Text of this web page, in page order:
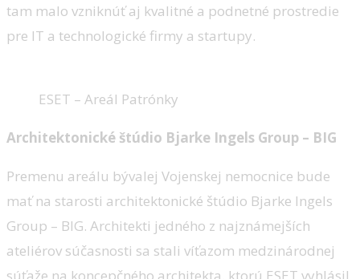
tam malo vzniknúť aj kvalitné a podnetné prostredie
pre IT a technologické firmy a startupy.
ESET – Areál Patrónky
Architektonické štúdio Bjarke Ingels Group – BIG
Premenu areálu bývalej Vojenskej nemocnice bude
mať na starosti architektonické štúdio Bjarke Ingels
Group – BIG. Architekti jedného z najznámejších
ateliérov súčasnosti sa stali víťazom medzinárodnej
súťaže na koncepčného architekta, ktorú ESET vyhlásil